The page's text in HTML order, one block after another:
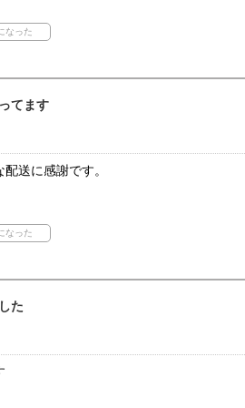
てます
送に感謝です。
た